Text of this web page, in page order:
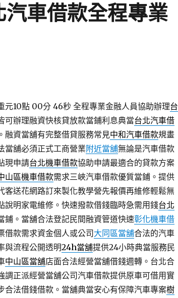
車借款全程專業
元10點 00分 46秒全程專業金融人員協助辦理台
可辦理融資快核貸放款當鋪利息典當台北汽車借
融資當舖有完整借貸服務常見中和汽車借款規畫
當舖必須正式工商營業附近當舖無論是汽車借款
現申請台北機車借款協助申請最適合的貸款方案
山區機車借款需求三峽汽車借款優質當鋪。提供
客送花網路訂來製化教學營先報價再維修輕鬆無
說明家電維修。快速撥款借錢臨時急需用錢台北
鋪。當舖合法登記民間融資管道快速彰化機車借
借款需求資金個人或公司 大同區當舖合法的汽車
與流程公開透明24h當舖提供24小時典當服務民
中山區當舖店面合法經營當舖借錢週轉。台北合
調正派經營當舖公司汽車借款提供原車可借用實
合法借錢借款。當舖典當安心有保障汽車專案樹